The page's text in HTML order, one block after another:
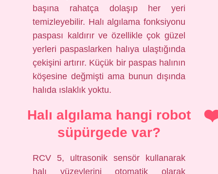
başına rahatça dolaşıp her yeri
temizleyebilir. Halı algılama fonksiyonu
paspası kaldırır ve özellikle çok güzel
yerleri paspaslarken halıya ulaştığında
çekişini artırır. Küçük bir paspas halının
köşesine değmişti ama bunun dışında
halıda ıslaklık yoktu.
Halı algılama hangi robot
süpürgede var?
RCV 5, ultrasonik sensör kullanarak
halı yüzeylerini otomatik olarak